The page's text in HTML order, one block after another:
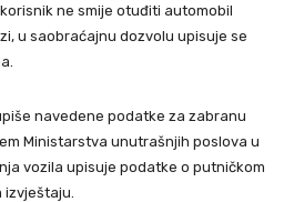
ne smije otuđiti automobil
u saobraćajnu dozvolu upisuje se
navedene podatke za zabranu
Ministarstva unutrašnjih poslova u
vozila upisuje podatke o putničkom